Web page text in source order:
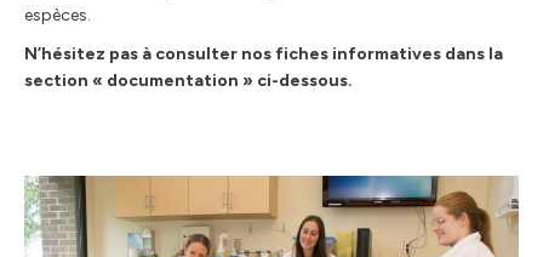
espèces.
N’hésitez pas à consulter nos fiches informatives dans la
section « documentation » ci-dessous.